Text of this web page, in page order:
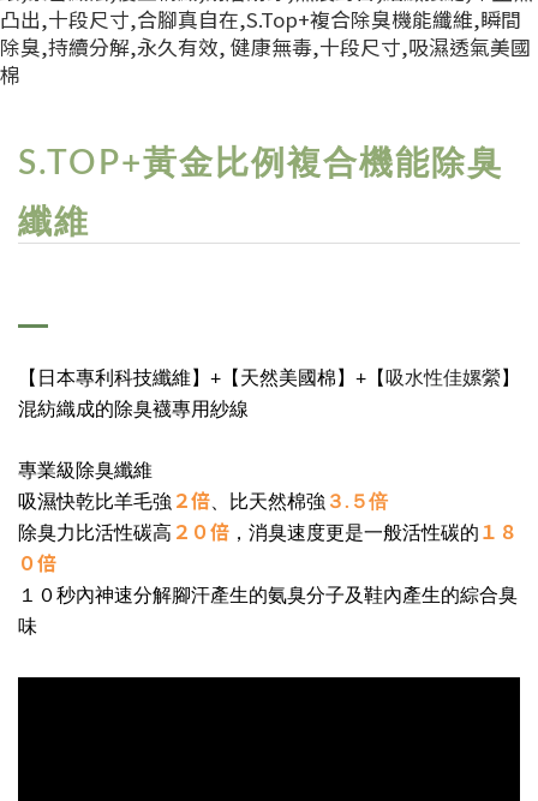
S.TOP+黃金比例複合機能除臭
纖維
【日本專利科技纖維】+【天然美國棉】+【 吸水性佳嫘縈】
混紡織成的除臭襪專用紗線
專業級除臭纖維
吸濕快乾比羊毛強 ２倍 、比天然棉強 ３.５倍
除臭力比活性碳高 ２０倍 ，消臭速度更是一般活性碳的 １８
０倍
１０秒內神速分解腳汗產生的氨臭分子及鞋內產生的綜合臭
味